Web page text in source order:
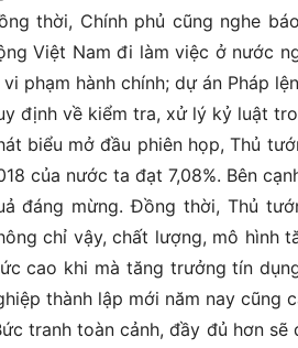
thời, Chính phủ cũng nghe
Việt Nam đi làm việc ở nước
vi phạm hành chính; dự án Pháp
định về kiểm tra, xử lý kỷ luật
biểu mở đầu phiên họp, Thủ
của nước ta đạt 7,08%. Bên
đáng mừng. Đồng thời, Thủ
chỉ vậy, chất lượng, mô hình
cao khi mà tăng trưởng tín
thành lập mới năm nay cũng
tranh toàn cảnh, đầy đủ hơn